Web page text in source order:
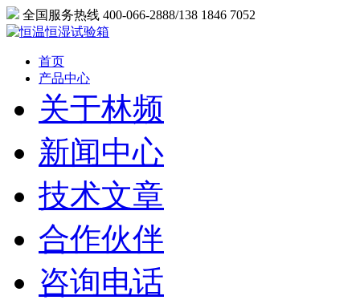
全国服务热线 400-066-2888/138 1846 7052
首页
产品中心
关于林频
新闻中心
技术文章
合作伙伴
咨询电话